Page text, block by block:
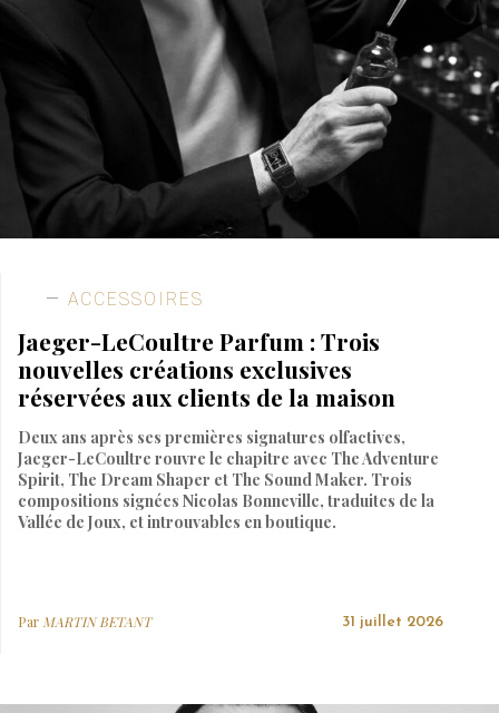
ACCESSOIRES
Jaeger-LeCoultre Parfum : Trois
nouvelles créations exclusives
réservées aux clients de la maison
Deux ans après ses premières signatures olfactives,
Jaeger-LeCoultre rouvre le chapitre avec The Adventure
Spirit, The Dream Shaper et The Sound Maker. Trois
compositions signées Nicolas Bonneville, traduites de la
Vallée de Joux, et introuvables en boutique.
Par MARTIN BETANT 31 juillet 2026